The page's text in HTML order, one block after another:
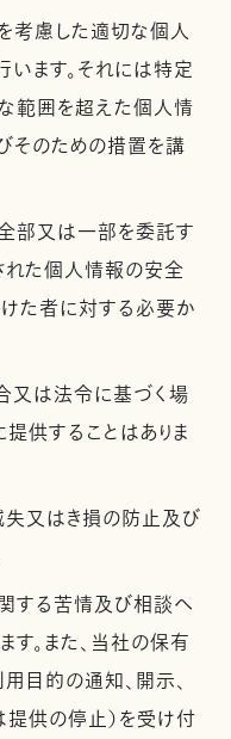
考慮した適切な個人
ます。それには特定
範囲を超えた個人情
そのための措置を講
部又は一部を委託す
れた個人情報の安全
た者に対する必要か
又は法令に基づく場
供することはありま
失又はき損の防止及び
する苦情及び相談へ
。また、当社の保有
目的の通知、開示、
供の停止）を受け付